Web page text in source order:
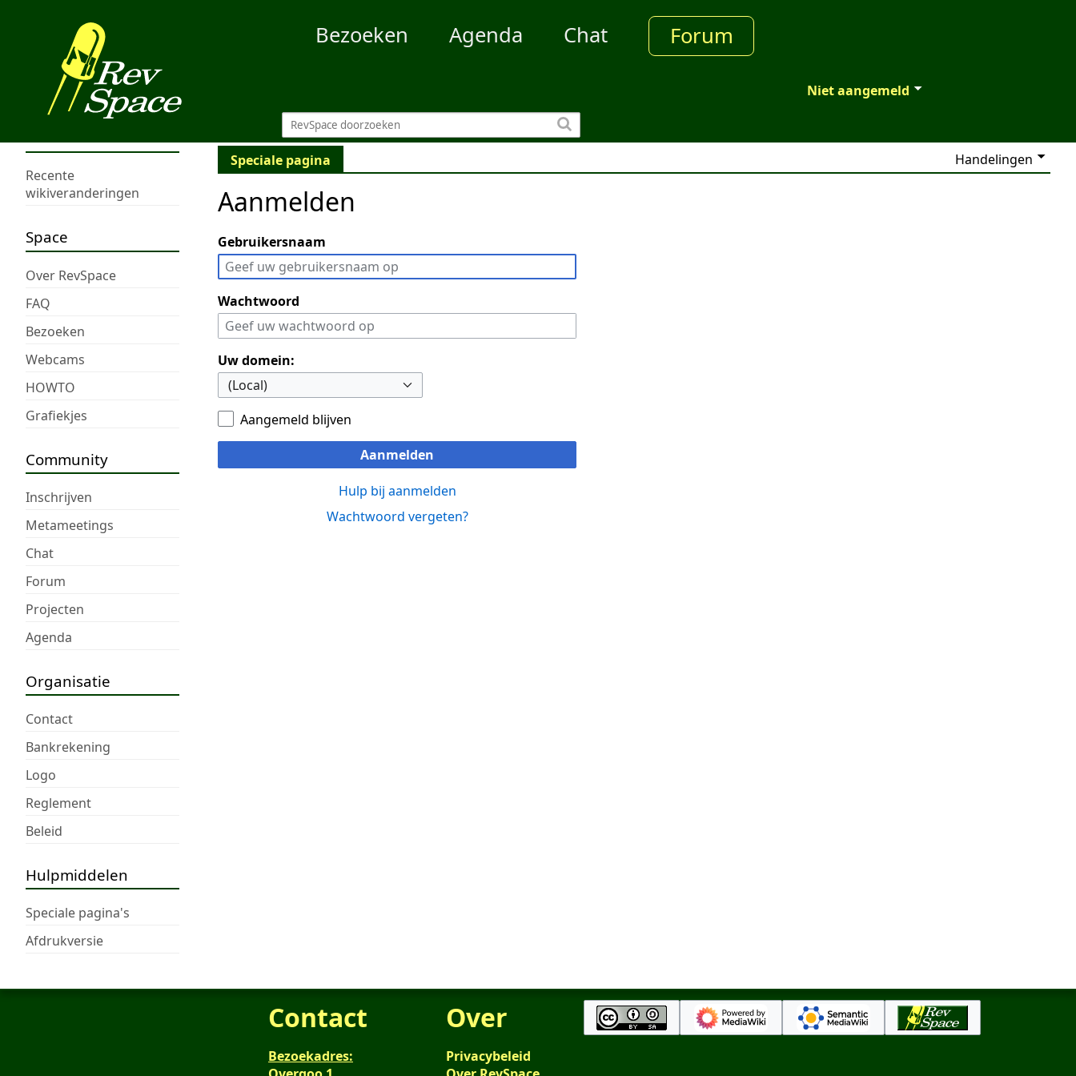
Bezoeken Agenda Chat Forum
Niet aangemeld
Recente
wikiveranderingen
Space
Over RevSpace
FAQ
Bezoeken
Webcams
HOWTO
Grafiekjes
Community
Inschrijven
Metameetings
Chat
Forum
Projecten
Agenda
Organisatie
Contact
Bankrekening
Logo
Reglement
Beleid
Hulpmiddelen
Speciale pagina's
Afdrukversie
Speciale pagina Handelingen
Aanmelden
Gebruikersnaam
Wachtwoord
Uw domein:
Aangemeld blijven
Aanmelden
Hulp bij aanmelden
Wachtwoord vergeten?
Contact
Bezoekadres:
Over
Privacybeleid